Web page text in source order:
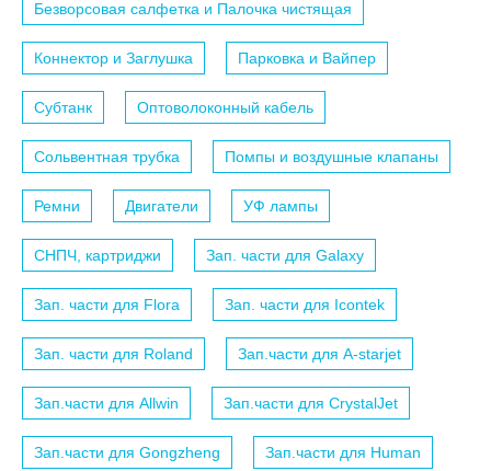
Безворсовая салфетка и Палочка чистящая
Коннектор и Заглушка Парковка и Вайпер
Субтанк Оптоволоконный кабель
Сольвентная трубка Помпы и воздушные клапаны
Ремни Двигатели УФ лампы
СНПЧ, картриджи Зап. части для Galaxy
Зап. части для Flora Зап. части для Icontek
Зап. части для Roland Зап.части для A-starjet
Зап.части для Allwin Зап.части для CrystalJet
Зап.части для Gongzheng Зап.части для Human